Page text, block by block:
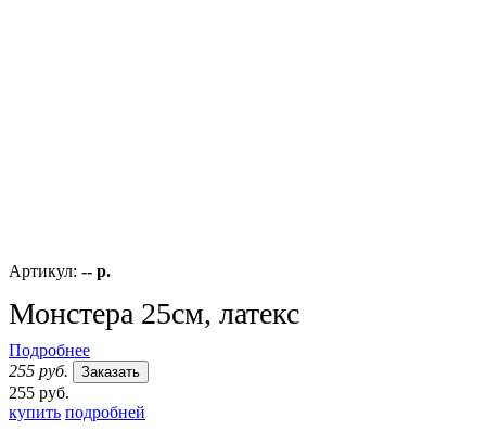
Артикул: -- р.
Монстера 25см, латекс
Подробнее
255 руб.
Заказать
255 руб.
купить подробней